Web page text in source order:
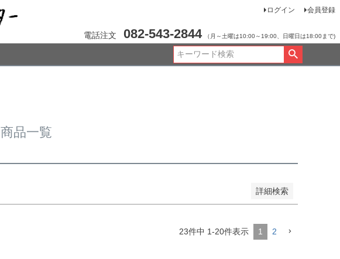
ログイン 会員登録
電話注文 082-543-2844 （月～土曜は10:00～19:00、日曜日は18:00まで)
商品一覧
詳細検索
検索
23件中 1-20件表示 1 2